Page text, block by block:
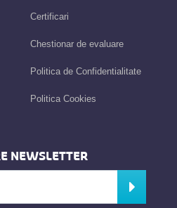
Certificari
Chestionar de evaluare
Politica de Confidentialitate
Politica Cookies
NEWSLETTER